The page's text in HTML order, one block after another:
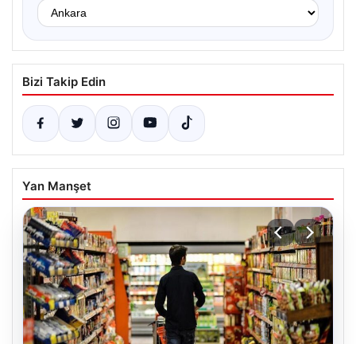
Bizi Takip Edin
Yan Manşet